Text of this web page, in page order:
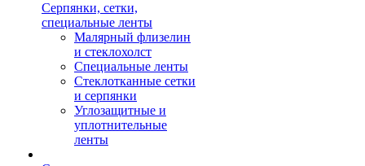
Серпянки, сетки,
специальные ленты
Малярный флизелин
и стеклохолст
Специальные ленты
Стеклотканные сетки
и серпянки
Углозащитные и
уплотнительные
ленты